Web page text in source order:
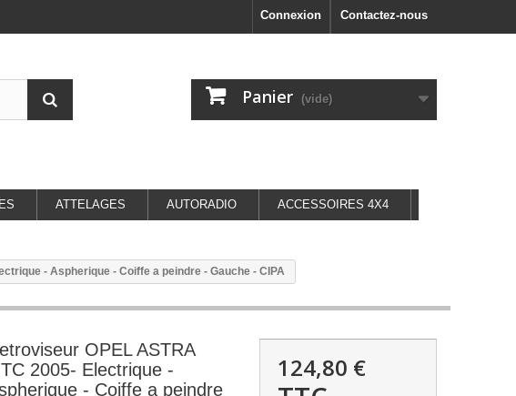
Contactez-nous
Connexion
Panier (vide)
ATTELAGES AUTORADIO ACCESSOIRES 4X4
- Aspherique - Coiffe a peindre - Gauche - CIPA
OPEL ASTRA
2005- Electrique -
- Coiffe a peindre
124,80 €